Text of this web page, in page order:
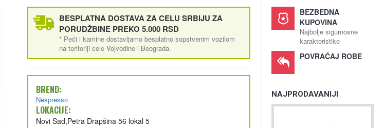
BESPLATNA DOSTAVA ZA CELU SRBIJU ZA
PORUDŽBINE PREKO 5.000 RSD
* Peći i kamine dostavljamo besplatno sopstvenim vozilom
na teritoriji cele Vojvodine i Beograda.
BREND:
Nespresso
LOKACIJE:
Novi Sad,Petra Drapšina 56 lokal 5
BEZBEDNA
KUPOVINA
Najbolje sigurnosne
karakteristike
POVRAĆAJ ROBE
NAJPRODAVANIJI